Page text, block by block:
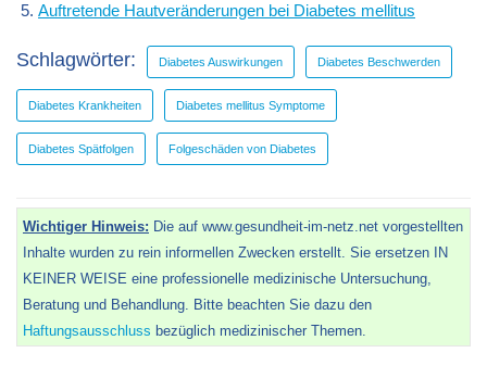
Auftretende Hautveränderungen bei Diabetes mellitus
Schlagwörter: Diabetes Auswirkungen Diabetes Beschwerden
Diabetes Krankheiten Diabetes mellitus Symptome
Diabetes Spätfolgen Folgeschäden von Diabetes
Wichtiger Hinweis: Die auf www.gesundheit-im-netz.net vorgestellten
Inhalte wurden zu rein informellen Zwecken erstellt. Sie ersetzen IN
KEINER WEISE eine professionelle medizinische Untersuchung,
Beratung und Behandlung. Bitte beachten Sie dazu den
Haftungsausschluss bezüglich medizinischer Themen.